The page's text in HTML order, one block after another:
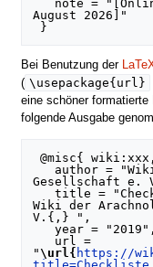
August 2026]"
Bei Benutzung der
( \usepackage{url}
eine schöner
folgende Ausgabe
@misc{ wiki:xxx,
Gesellschaft e.
   title = "Checkliste Palpigradi ba ---
Wiki der
V.{,} ",
   year = "2019",
"\url{ https://